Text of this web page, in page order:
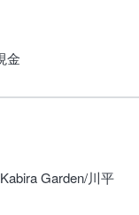
金
Garden/川平